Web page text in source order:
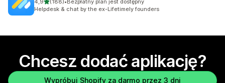
4,9 (188)
Łączna liczba recenzji: 188
•Bezpłatny plan jest dostępny
Helpdesk & chat by the ex-Lifetimely founders
Chcesz dodać aplikację?
Wypróbuj Shopify za darmo przez 3 dni